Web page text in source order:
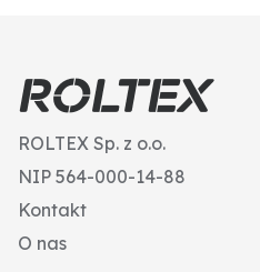
ROLTEX Sp. z o.o.
NIP 564-000-14-88
Kontakt
O nas